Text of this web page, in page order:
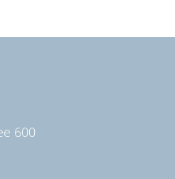
600